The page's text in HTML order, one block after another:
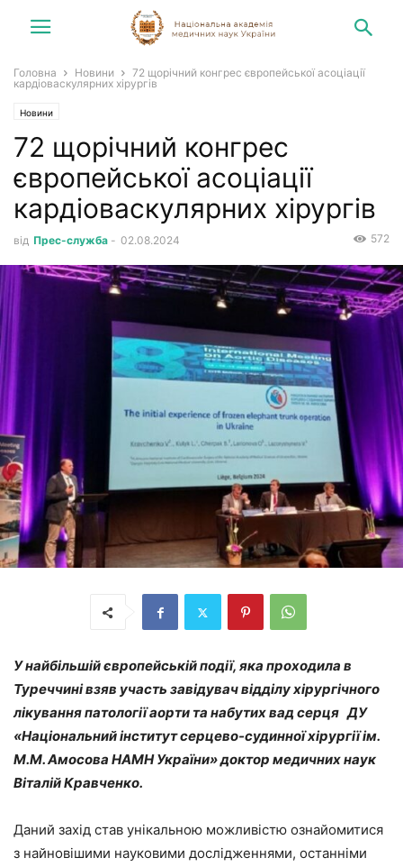
Головна Новини
72 щорічний конгрес європейської асоціації
кардіоваскулярних хірургів
Новини
72 щорічний конгрес
європейської асоціації
кардіоваскулярних хірургів
від Прес-служба - 02.08.2024 572
У найбільшій європейській події, яка проходила в
Туреччині взяв участь завідувач відділу хірургічного
лікування патології аорти та набутих вад серця ДУ
«Національний інститут серцево-судинної хірургії ім.
М.М. Амосова НАМН України» доктор медичних наук
Віталій Кравченко.
Даний захід став унікальною можливістю ознайомитися
з найновішими науковими дослідженнями, останніми